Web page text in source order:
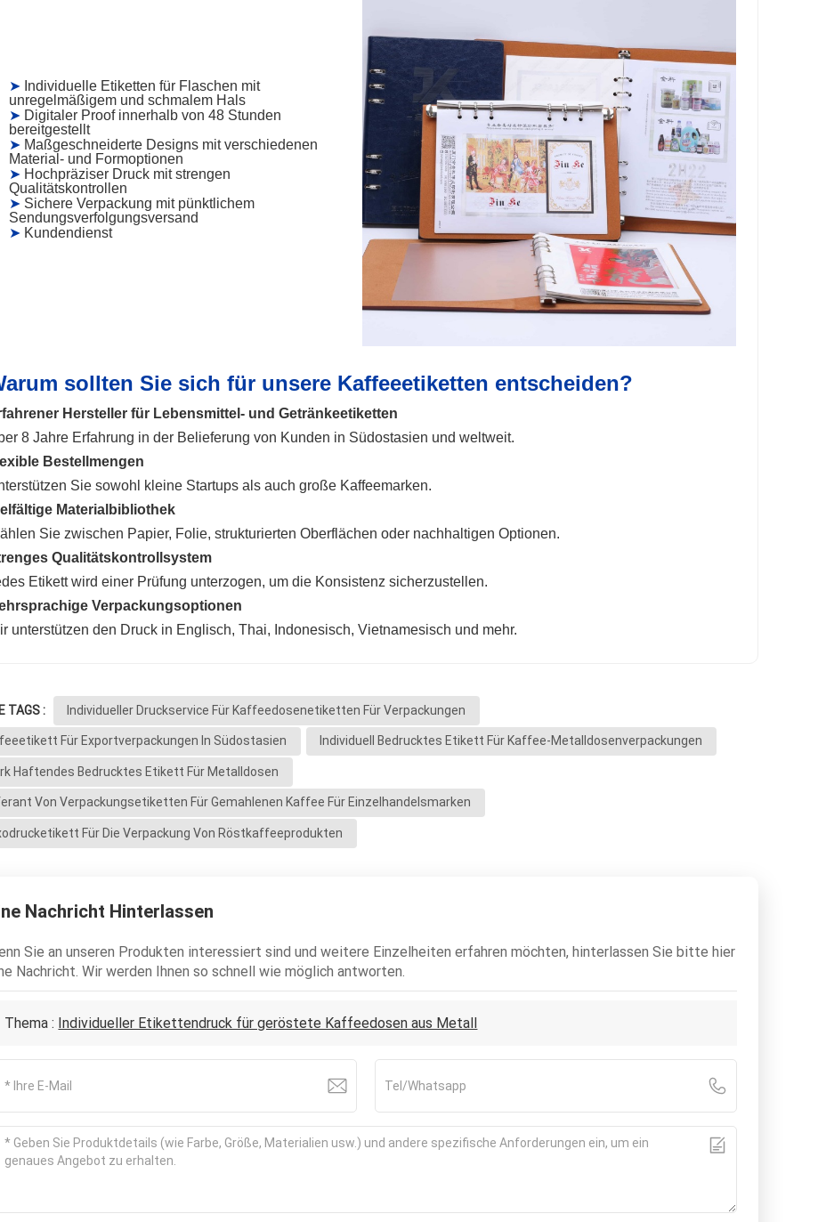
➤Individuelle Etiketten für Flaschen mit
unregelmäßigem und schmalem Hals
➤Digitaler Proof innerhalb von 48 Stunden
bereitgestellt
➤Maßgeschneiderte Designs mit verschiedenen
Material- und Formoptionen
➤Hochpräziser Druck mit strengen
Qualitätskontrollen
➤Sichere Verpackung mit pünktlichem
Sendungsverfolgungsversand
➤Kundendienst
sollten Sie sich für unsere Kaffeeetiketten entscheiden?
Hersteller für Lebensmittel- und Getränkeetiketten
8 Jahre Erfahrung in der Belieferung von Kunden in Südostasien und weltweit.
Bestellmengen
Sie sowohl kleine Startups als auch große Kaffeemarken.
Materialbibliothek
Sie zwischen Papier, Folie, strukturierten Oberflächen oder nachhaltigen Optionen.
Qualitätskontrollsystem
Etikett wird einer Prüfung unterzogen, um die Konsistenz sicherzustellen.
Verpackungsoptionen
unterstützen den Druck in Englisch, Thai, Indonesisch, Vietnamesisch und mehr.
TAGS : Individueller Druckservice Für Kaffeedosenetiketten Für Verpackungen
Für Exportverpackungen In Südostasien Individuell Bedrucktes Etikett Für Kaffee-Metalldosenverpackungen
Haftendes Bedrucktes Etikett Für Metalldosen
Von Verpackungsetiketten Für Gemahlenen Kaffee Für Einzelhandelsmarken
Für Die Verpackung Von Röstkaffeeprodukten
Nachricht Hinterlassen
Sie an unseren Produkten interessiert sind und weitere Einzelheiten erfahren möchten, hinterlassen Sie bitte hier
Nachricht. Wir werden Ihnen so schnell wie möglich antworten.
Thema : Individueller Etikettendruck für geröstete Kaffeedosen aus Metall